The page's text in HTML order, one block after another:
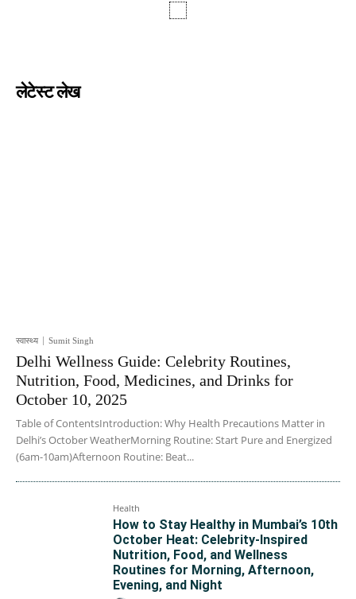
लेटेस्ट लेख
स्वास्थ्य Sumit Singh
Delhi Wellness Guide: Celebrity Routines,
Nutrition, Food, Medicines, and Drinks for
October 10, 2025
Table of ContentsIntroduction: Why Health Precautions Matter in
Delhi’s October WeatherMorning Routine: Start Pure and Energized
(6am-10am)Afternoon Routine: Beat...
Health
How to Stay Healthy in Mumbai’s 10th
October Heat: Celebrity-Inspired
Nutrition, Food, and Wellness
Routines for Morning, Afternoon,
Evening, and Night